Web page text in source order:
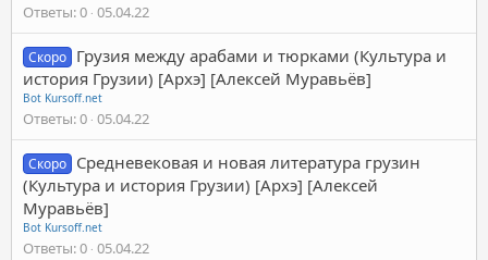
Ответы 0 05.04.22
Скоро Грузия между арабами и тюрками (Культура и
история Грузии) [Архэ] [Алексей Муравьёв]
Bot Kursoff.net
Ответы 0 05.04.22
Скоро Средневековая и новая литература грузин
(Культура и история Грузии) [Архэ] [Алексей
Муравьёв]
Bot Kursoff.net
Ответы 0 05.04.22